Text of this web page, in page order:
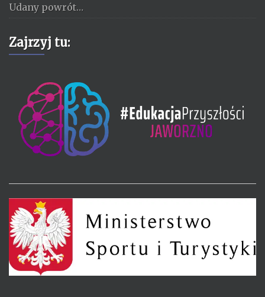
Udany powrót…
Zajrzyj tu: